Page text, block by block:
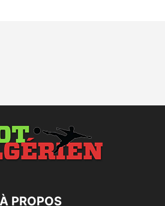
À PROPOS